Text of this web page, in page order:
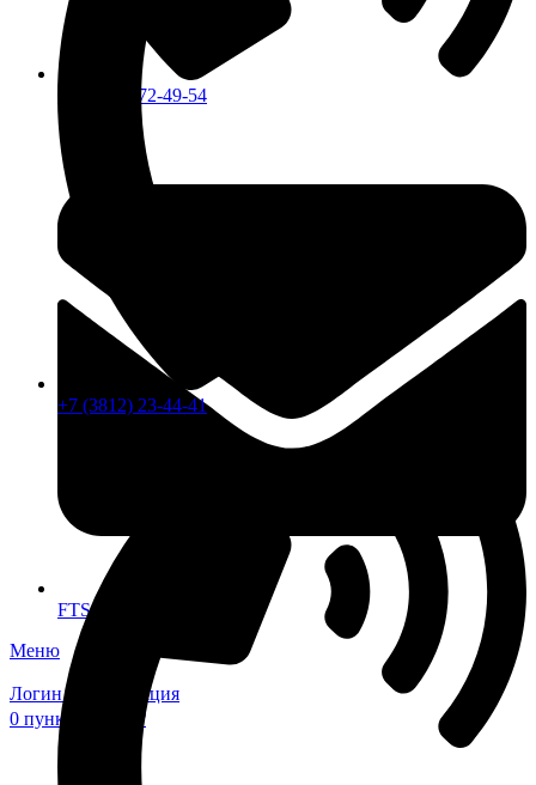
+7 (913) 672-49-54
FTS-omsk@mail.ru
Меню
Логин / Регистрация
0 пунктов ₽
+7 (3812) 23-44-41